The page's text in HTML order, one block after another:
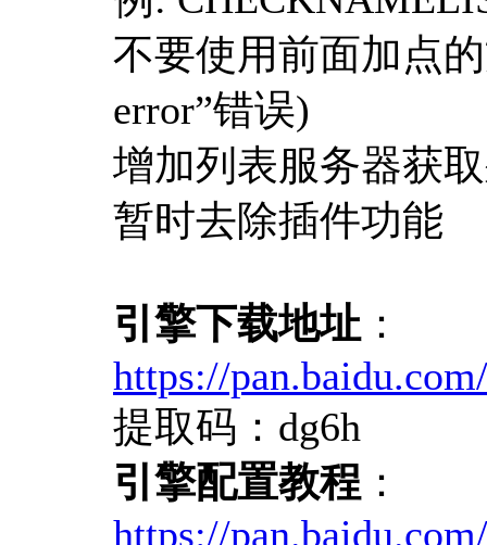
不要使用前面加点
error”错误)
增加列表服务器获
暂时去除插件功能
引擎下载地址 ：
https://
提取码：dg6h
引擎配置教程 ：
https://